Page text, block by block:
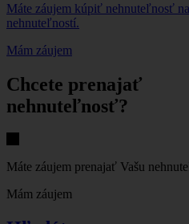
Máte záujem kúpiť nehnuteľnosť
nehnuteľností.
Mám záujem
Chcete prenajať
nehnuteľnosť?
Máte záujem prenajať Vašu
Mám záujem